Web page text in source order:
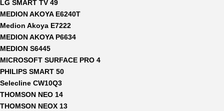
LG SMART TV 49
MEDION AKOYA E6240T
Medion Akoya E7222
MEDION AKOYA P6634
MEDION S6445
MICROSOFT SURFACE PRO 4
PHILIPS SMART 50
Selecline CW10Q3
THOMSON NEO 14
THOMSON NEOX 13